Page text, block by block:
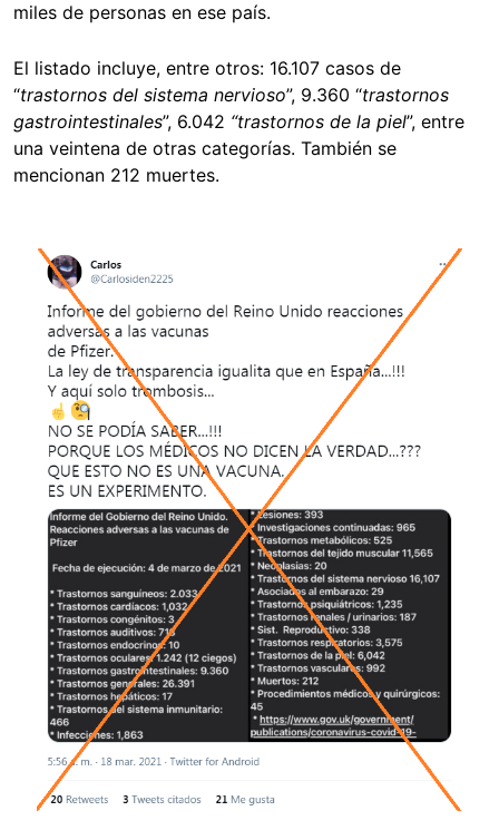
miles de personas en ese país.
El listado incluye, entre otros: 16.107 casos de
“trastornos del sistema nervioso”, 9.360 “trastornos
gastrointestinales”, 6.042 “trastornos de la piel”, entre
una veintena de otras categorías. También se
mencionan 212 muertes.
Image